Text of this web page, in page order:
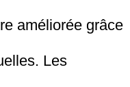
améliorée grâce
Les